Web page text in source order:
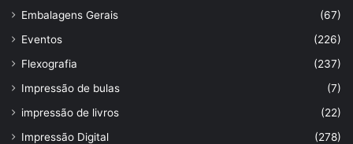
Embalagens Gerais
(67)
Eventos
(226)
Flexografia
(237)
Impressão de bulas
(7)
impressão de livros
(22)
Impressão Digital
(278)